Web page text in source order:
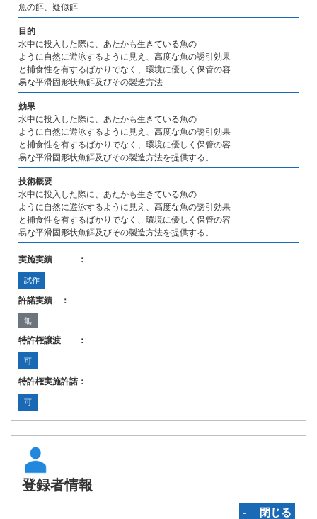
魚の餌、疑似餌
目的
水中に投入した際に、あたかも生きている魚の
ように自然に遊泳するように見え、高度な魚の誘引効果
と捕食性を有するばかりでなく、環境に優しく保管の容
易な平滑固形状魚餌及びその製造方法
効果
水中に投入した際に、あたかも生きている魚の
ように自然に遊泳するように見え、高度な魚の誘引効果
と捕食性を有するばかりでなく、環境に優しく保管の容
易な平滑固形状魚餌及びその製造方法を提供する。
技術概要
水中に投入した際に、あたかも生きている魚の
ように自然に遊泳するように見え、高度な魚の誘引効果
と捕食性を有するばかりでなく、環境に優しく保管の容
易な平滑固形状魚餌及びその製造方法を提供する。
実施実績 ：
試作
許諾実績 ：
無
特許権譲渡 ：
可
特許権実施許諾：
可
登録者情報
‐ 閉じる